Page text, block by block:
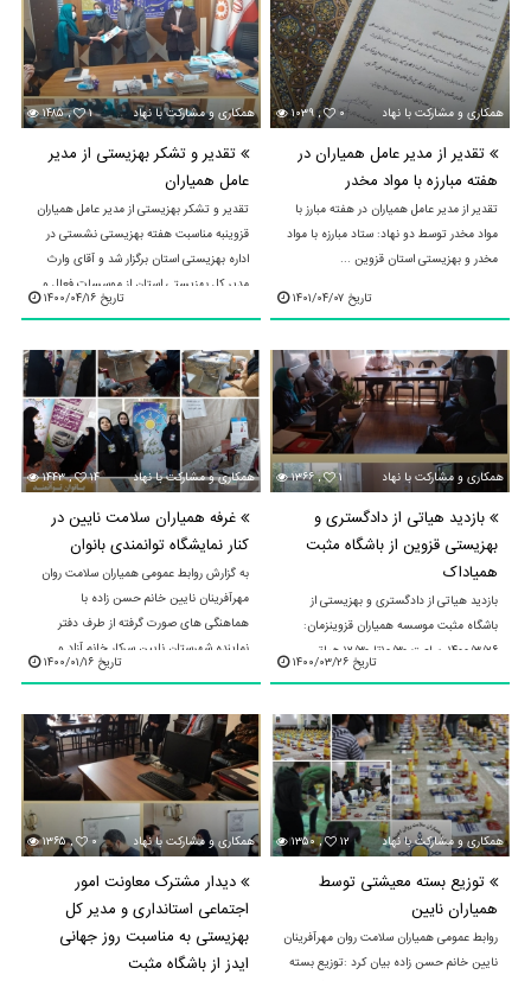
۱۰۳۹ , ۰
همکاری و مشارکت با نهادهای محلی و استانی
تقدیر از مدیر عامل همیاران در
هفته مبارزه با مواد مخدر
تقدیر از مدیر عامل همیاران در هفته مبارز با
مواد مخدر توسط دو نهاد: ستاد مبارزه با مواد
مخدر و بهزیستی استان قزوین ...
تاریخ ۱۴۰۱/۰۴/۰۷
۱۴۸۵ , ۱
همکاری و مشارکت با نهادهای محلی و استانی
تقدیر و تشکر بهزیستی از مدیر
عامل همیاران
تقدیر و تشکر بهزیستی از مدیر عامل همیاران
قزوینبه مناسبت هفته بهزیستی نشستی در
اداره بهزیستی استان برگزار شد و آقای وارث
مدیر کل بهزیستی استان از موسسات فعال و
تاریخ ۱۴۰۰/۰۴/۱۶
۱۳۶۶ , ۱
همکاری و مشارکت با نهادهای محلی و استانی
بازدید هیاتی از دادگستری و
بهزیستی قزوین از باشگاه مثبت
همیاداک
بازدید هیاتی از دادگستری و بهزیستی از
باشگاه مثبت موسسه همیاران قزوینزمان:
۱۴۰۰/۳/۲۶، ساعت ۱۰/۳۰تا ۱۲/۳۰ هیاتی
متشکل از آقایان محمدوردی؛ قاضی دادگاه
تاریخ ۱۴۰۰/۰۳/۲۶
۱۴۴۳ , ۱۴
همکاری و مشارکت با نهادهای محلی و استانی
غرفه همیاران سلامت نایین در
کنار نمایشگاه توانمندی بانوان
به گزارش روابط عمومی همیاران سلامت روان
مهرآفرینان نایین خانم حسن زاده با
هماهنگی های صورت گرفته از طرف دفتر
نماینده شهرستان نایین سرکار خانم آزاد و
تاریخ ۱۴۰۰/۰۱/۱۶
۱۳۵۰ , ۱۲
همکاری و مشارکت با نهادهای محلی و استانی
توزیع بسته معیشتی توسط
همیاران نایین
روابط عمومی همیاران سلامت روان مهرآفرینان
نایین خانم حسن زاده بیان کرد :توزیع بسته
۱۳۶۵ , ۰
همکاری و مشارکت با نهادهای محلی و استانی
دیدار مشترک معاونت امور
اجتماعی استانداری و مدیر کل
بهزیستی به مناسبت روز جهانی
ایدز از باشگاه مثبت